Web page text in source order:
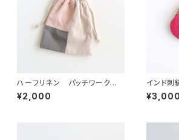
ハーフリネン パッチワークの
巾着ポーチ ピンク/グレー/ベ
ージュ
¥2,000
インド刺
チ/お財
¥3,000